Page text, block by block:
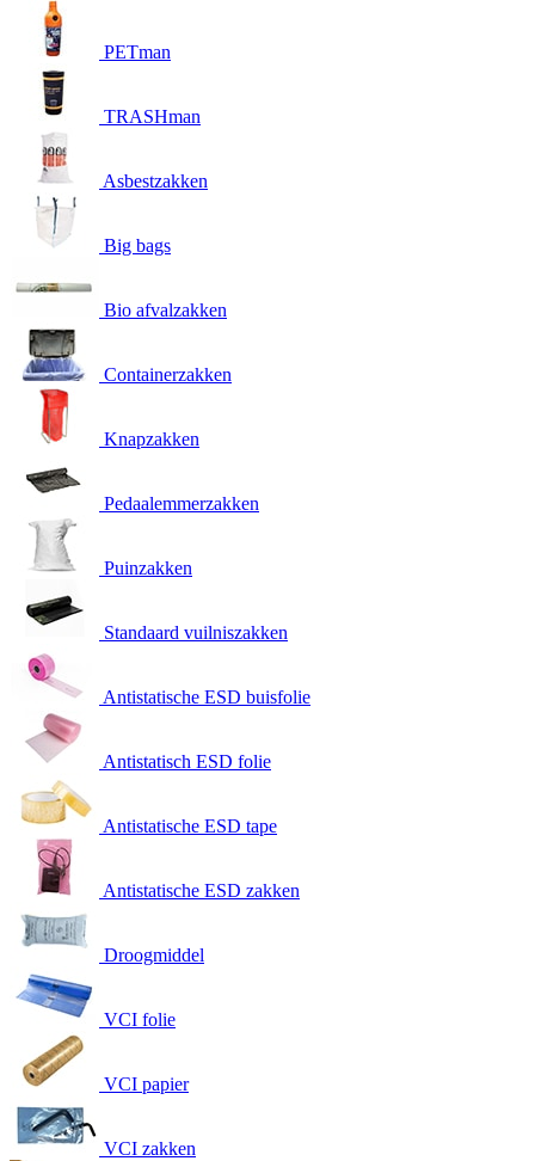
PETman
TRASHman
Asbestzakken
Big bags
Bio afvalzakken
Containerzakken
Knapzakken
Pedaalemmerzakken
Puinzakken
Standaard vuilniszakken
Antistatische ESD buisfolie
Antistatisch ESD folie
Antistatische ESD tape
Antistatische ESD zakken
Droogmiddel
VCI folie
VCI papier
VCI zakken